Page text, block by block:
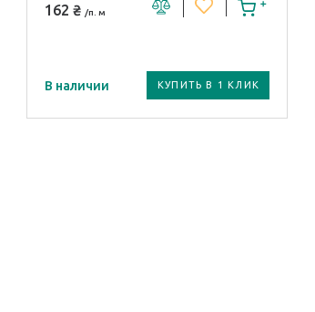
162 ₴ /п. м
В наличии КУПИТЬ В 1 КЛИК